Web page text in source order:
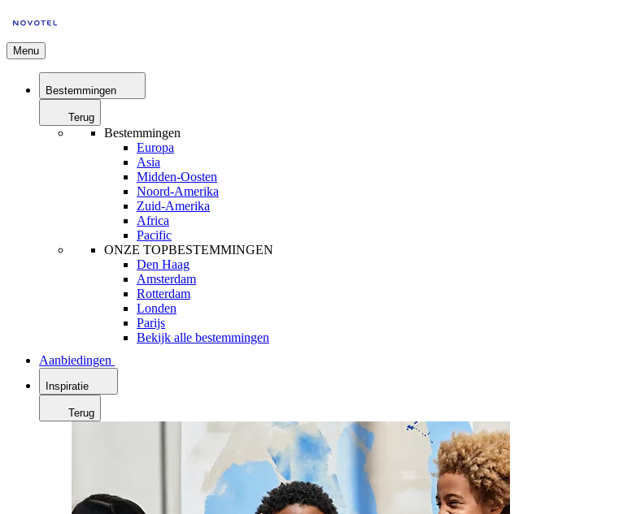
Menu
Bestemmingen
Terug
Bestemmingen
Europa
Asia
Midden-Oosten
Noord-Amerika
Zuid-Amerika
Africa
Pacific
ONZE TOPBESTEMMINGEN
Den Haag
Amsterdam
Rotterdam
Londen
Parijs
Bekijk alle bestemmingen
Aanbiedingen
Inspiratie
Terug